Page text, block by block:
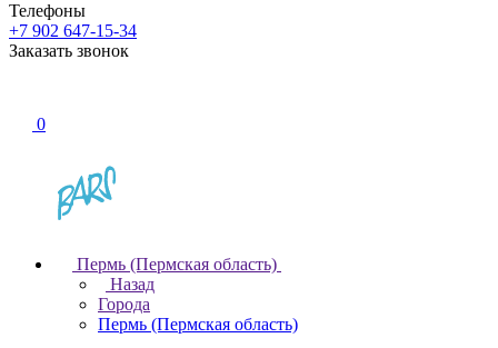
Телефоны
+7 902 647-15-34
Заказать звонок
0
Пермь (Пермская область)
Назад
Города
Пермь (Пермская область)